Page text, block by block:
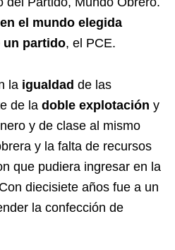
el mundo elegida
un partido, el PCE.
la igualdad de las
de la doble explotación y
y de clase al mismo
y la falta de recursos
que pudiera ingresar en la
diecisiete años fue a un
la confección de